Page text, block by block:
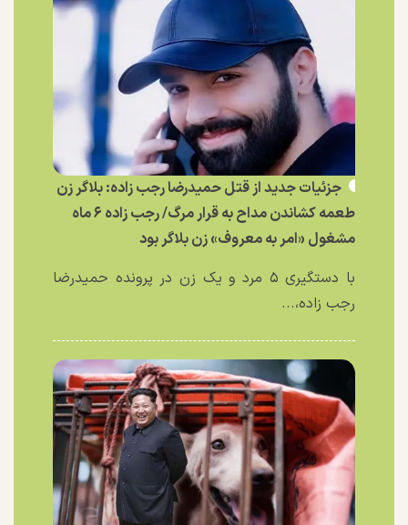
جزئیات جدید از قتل حمیدرضا رجب زاده: بلاگر زن
طعمه کشاندن مداح به قرار مرگ/ رجب زاده ۶ ماه
مشغول «امر به معروف» زن بلاگر بود
با دستگیری ۵ مرد و یک زن در پرونده حمیدرضا
رجب زاده،...